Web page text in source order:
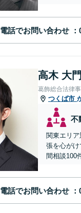
電話でお問い合わせ
高木 大門
葛飾総合法律
つくば市
不
関東エリ
張を心が
間相談100
電話でお問い合わせ